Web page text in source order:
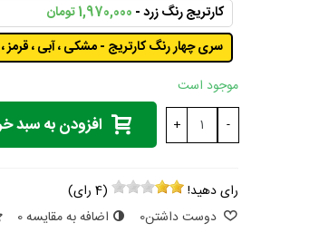
کارتریج رنگ زرد - 1,970,000 تومان
سری چهار رنگ کارتریج - مشکی ، آبی ، قرمز
موجود است
-
+ افزودن به سبد
رای دهید! (
4 رای)
دوست داشتن0 اضافه به مقایسه0